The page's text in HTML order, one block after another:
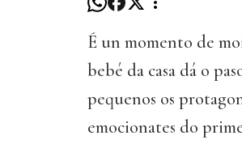
É un momento de
bebé da casa dá o
pequenos os
emocionates do